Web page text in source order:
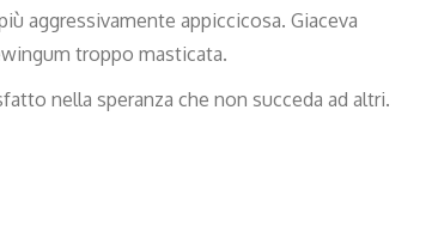
aggressivamente appiccicosa. Giaceva
troppo masticata.
nella speranza che non succeda ad altri.